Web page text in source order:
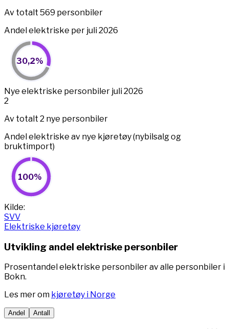
Av totalt 569 personbiler
Andel elektriske per juli 2026
30,2%
Pie chart with 2 slices.
View as data table, 30,2%
30,2%
End of interactive chart.
Nye elektriske personbiler juli 2026
2
Av totalt 2 nye personbiler
Andel elektriske av nye kjøretøy (nybilsalg og
bruktimport)
100%
Pie chart with 2 slices.
View as data table, 100%
100%
End of interactive chart.
Kilde:
SVV
Elektriske kjøretøy
Utvikling andel elektriske personbiler
Prosentandel elektriske personbiler av alle personbiler i
Bokn.
Les mer om kjøretøy i Norge
Andel Antall